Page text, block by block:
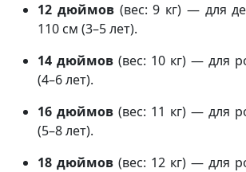
12 дюймов(вес: 9 кг) — для
110 см (3–5 лет).
14 дюймов (вес: 10 кг) — для
(4–6 лет).
16 дюймов (вес: 11 кг) — для
(5–8 лет).
18 дюймов (вес: 12 кг) — для